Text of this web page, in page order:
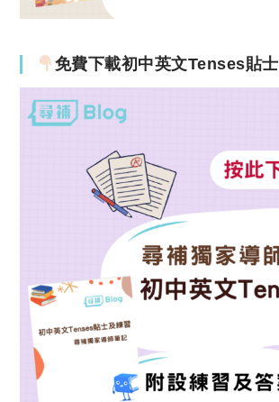
免費下載初中英文Tenses貼士